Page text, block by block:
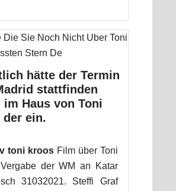
hätte der Termin
stattfinden
im Haus von Toni
der ein.
toni kroosFilm über Toni
der WM an Katar
31032021. Steffi Graf